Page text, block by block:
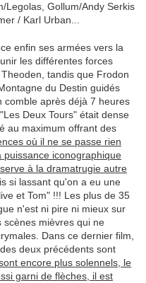
Legolas, Gollum/Andy Serkis
/ Karl Urban...
enfin ses armées vers la
les différentes forces
tandis que Frodon
du Destin guidés
comble après déjà 7 heures
Deux Tours" était dense
au maximum offrant des
où il ne se passe rien
iconographique
à la dramatrugie autre
si lassant qu'on a eu une
et Tom" !!! Les plus de 35
n'est ni pire ni mieux sur
scènes mièvres qui ne
Dans ce dernier film,
deux précédents sont
encore plus solennels, le
garni de flèches, il est